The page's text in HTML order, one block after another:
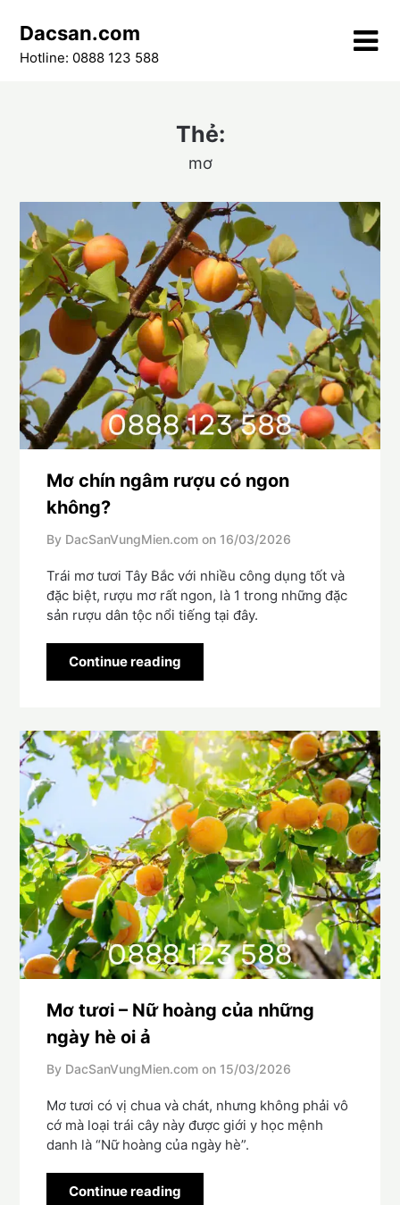
content
Dacsan.com
Hotline: 0888 123 588
Thẻ:
mơ
Mơ chín ngâm rượu có ngon
không?
By DacSanVungMien.com on 16/03/2026
Trái mơ tươi Tây Bắc với nhiều công dụng tốt và
đặc biệt, rượu mơ rất ngon, là 1 trong những đặc
sản rượu dân tộc nổi tiếng tại đây.
Continue reading
Mơ tươi – Nữ hoàng của những
ngày hè oi ả
By DacSanVungMien.com on 15/03/2026
Mơ tươi có vị chua và chát, nhưng không phải vô
cớ mà loại trái cây này được giới y học mệnh
danh là “Nữ hoàng của ngày hè”.
Continue reading